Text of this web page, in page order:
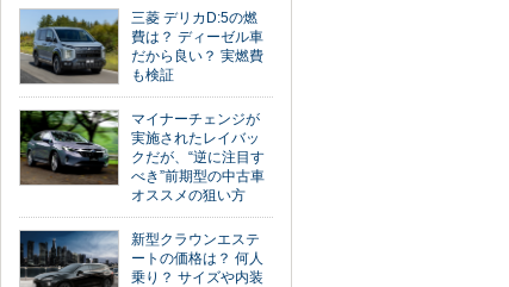
三菱 デリカD:5の燃
費は？ ディーゼル車
だから良い？ 実燃費
も検証
マイナーチェンジが
実施されたレイバッ
クだが、“逆に注目す
べき”前期型の中古車
オススメの狙い方
新型クラウンエステ
ートの価格は？ 何人
乗り？ サイズや内装